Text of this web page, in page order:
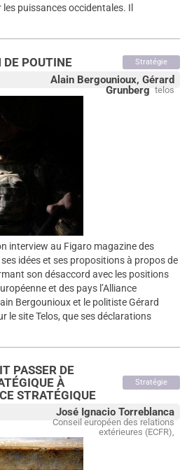
puissances occidentales. Il
Stratégie
DE POUTINE
Alain Bergounioux, Gérard
Grunberg telos
interview au Figaro magazine des
idées et ses propositions à propos de
son désaccord avec les positions
et des pays l’Alliance
Bergounioux et le politiste Gérard
le site Telos, que ses déclarations
Stratégie
PASSER DE
À
STRATÉGIQUE
José Ignacio Torreblanca
Conseil européen des relations
extérieures (ECFR),